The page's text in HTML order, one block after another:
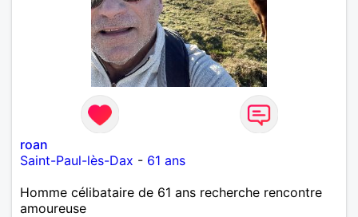
roan
Saint-Paul-lès-Dax - 61 ans
Homme célibataire de 61 ans recherche rencontre
amoureuse